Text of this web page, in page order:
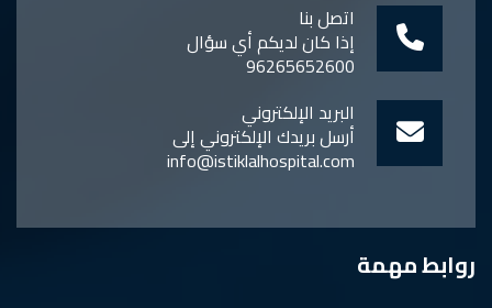
اتصل بنا
إذا كان لديكم أي سؤال
96265652600
البريد الإلكتروني
أرسل بريدك الإلكتروني إلى
info@istiklalhospital.com
روابط مهمة